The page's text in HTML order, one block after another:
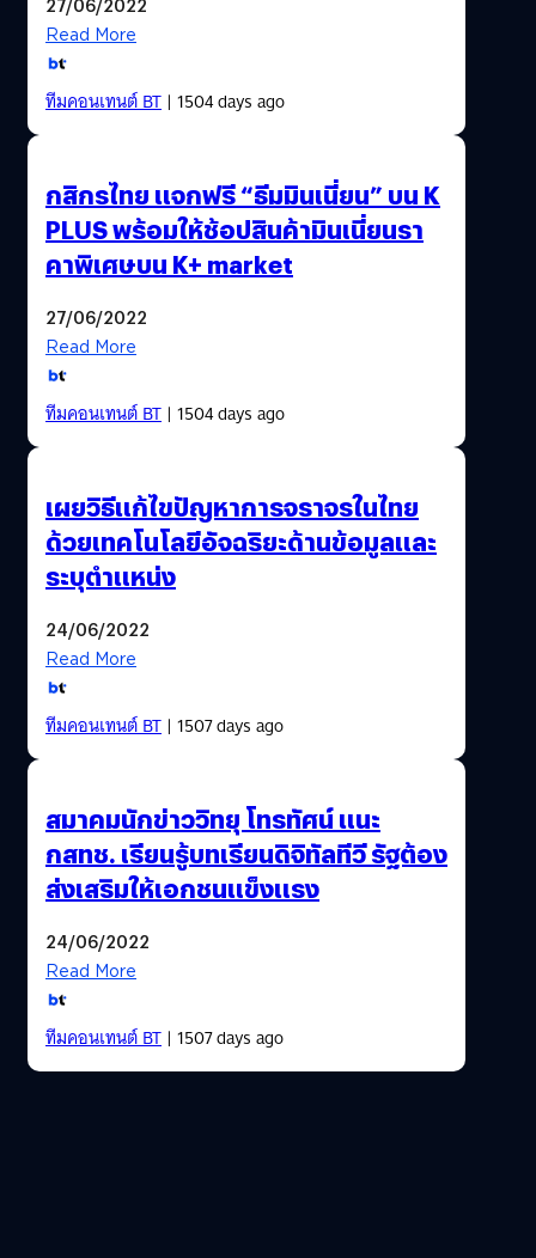
27/06/2022
Read More
ทีมคอนเทนต์ BT| 1504 days ago
กสิกรไทย แจกฟรี “ธีมมินเนี่ยน” บน K
PLUS พร้อมให้ช้อปสินค้ามินเนี่ยนรา
คาพิเศษบน K+ market
27/06/2022
Read More
ทีมคอนเทนต์ BT| 1504 days ago
เผยวิธีแก้ไขปัญหาการจราจรในไทย
ด้วยเทคโนโลยีอัจฉริยะด้านข้อมูลและ
ระบุตำแหน่ง
24/06/2022
Read More
ทีมคอนเทนต์ BT| 1507 days ago
สมาคมนักข่าววิทยุ โทรทัศน์ แนะ
กสทช. เรียนรู้บทเรียนดิจิทัลทีวี รัฐต้อง
ส่งเสริมให้เอกชนแข็งแรง
24/06/2022
Read More
ทีมคอนเทนต์ BT| 1507 days ago